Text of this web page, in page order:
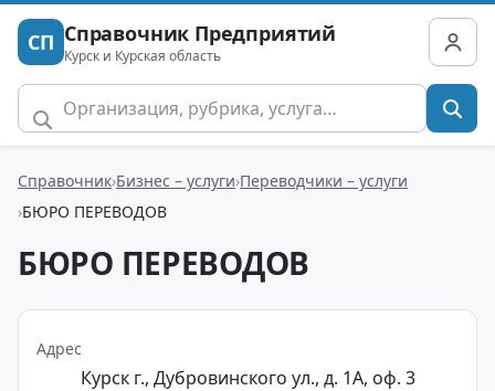
СП Справочник Предприятий
Курск и Курская область
Справочник Бизнес – услуги Переводчики – услуги
БЮРО ПЕРЕВОДОВ
БЮРО ПЕРЕВОДОВ
Адрес
Курск г., Дубровинского ул., д. 1А, оф. 3